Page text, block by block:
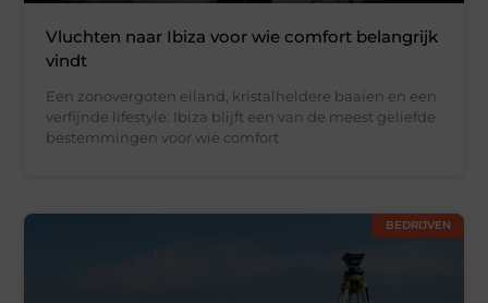
Vluchten naar Ibiza voor wie comfort belangrijk
vindt
Een zonovergoten eiland, kristalheldere baaien en een
verfijnde lifestyle: Ibiza blijft een van de meest geliefde
bestemmingen voor wie comfort
BEDRIJVEN